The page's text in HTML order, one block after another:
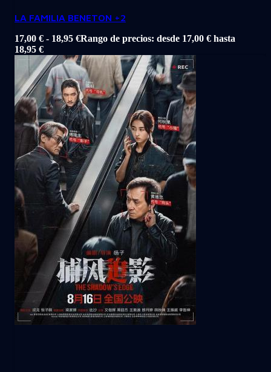
LA FAMILIA BENETON +2
17,00 € - 18,95 €Rango de precios: desde 17,00 € hasta
18,95 €